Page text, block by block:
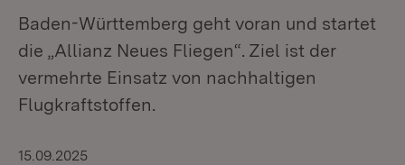
Baden-Württemberg geht voran und startet
die „Allianz Neues Fliegen“. Ziel ist der
vermehrte Einsatz von nachhaltigen
Flugkraftstoffen.
15.09.2025